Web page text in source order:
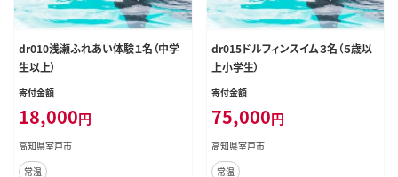
dr010浅瀬ふれあい体験１名（中学
生以上）
寄付金額
18,000円
高知県室戸市
常温
dr015ドルフィンスイム３名（５歳以
上小学生）
寄付金額
75,000円
高知県室戸市
常温